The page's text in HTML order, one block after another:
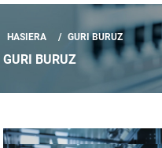
HASIERA GURI BURUZ
GURI BURUZ